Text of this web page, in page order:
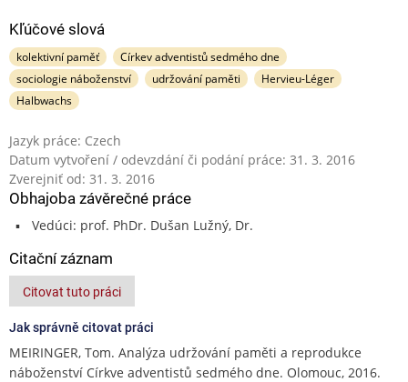
Kľúčové slová
kolektivní paměť
Církev adventistů sedmého dne
sociologie náboženství
udržování paměti
Hervieu-Léger
Halbwachs
Jazyk práce: Czech
Datum vytvoření / odevzdání či podání práce: 31. 3. 2016
Zverejniť od: 31. 3. 2016
Obhajoba závěrečné práce
Vedúci: prof. PhDr. Dušan Lužný, Dr.
Citační záznam
Citovat tuto práci
Jak správně citovat práci
MEIRINGER, Tom. Analýza udržování paměti a reprodukce
náboženství Církve adventistů sedmého dne. Olomouc, 2016.